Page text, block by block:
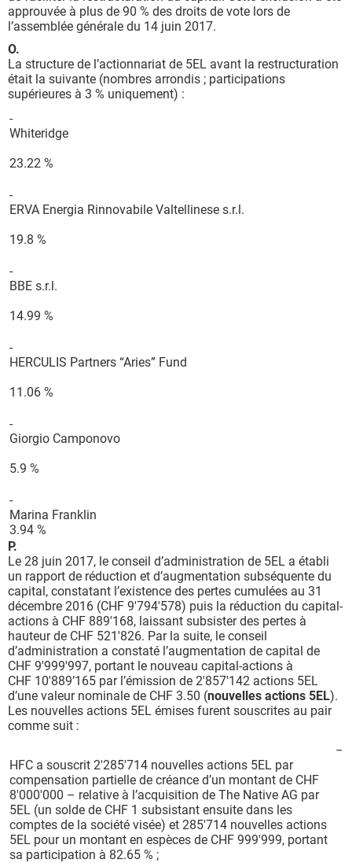
approuvée à plus de 90 % des droits de vote lors de
l’assemblée générale du 14 juin 2017.
O.
La structure de l’actionnariat de 5EL avant la restructuration
était la suivante (nombres arrondis ; participations
supérieures à 3 % uniquement) :
-
Whiteridge
23.22 %
-
ERVA Energia Rinnovabile Valtellinese s.r.l.
19.8 %
-
BBE s.r.l.
14.99 %
-
HERCULIS Partners “Aries” Fund
11.06 %
-
Giorgio Camponovo
5.9 %
-
Marina Franklin
3.94 %
P.
Le 28 juin 2017, le conseil d’administration de 5EL a établi
un rapport de réduction et d’augmentation subséquente du
capital, constatant l’existence des pertes cumulées au 31
décembre 2016 (CHF 9'794'578) puis la réduction du capital-
actions à CHF 889'168, laissant subsister des pertes à
hauteur de CHF 521'826. Par la suite, le conseil
d’administration a constaté l’augmentation de capital de
CHF 9'999'997, portant le nouveau capital-actions à
CHF 10'889’165 par l’émission de 2'857'142 actions 5EL
d’une valeur nominale de CHF 3.50 (nouvelles actions 5EL).
Les nouvelles actions 5EL émises furent souscrites au pair
comme suit :
−
HFC a souscrit 2'285'714 nouvelles actions 5EL par
compensation partielle de créance d’un montant de CHF
8'000'000 – relative à l’acquisition de The Native AG par
5EL (un solde de CHF 1 subsistant ensuite dans les
comptes de la société visée) et 285'714 nouvelles actions
5EL pour un montant en espèces de CHF 999'999, portant
sa participation à 82.65 % ;